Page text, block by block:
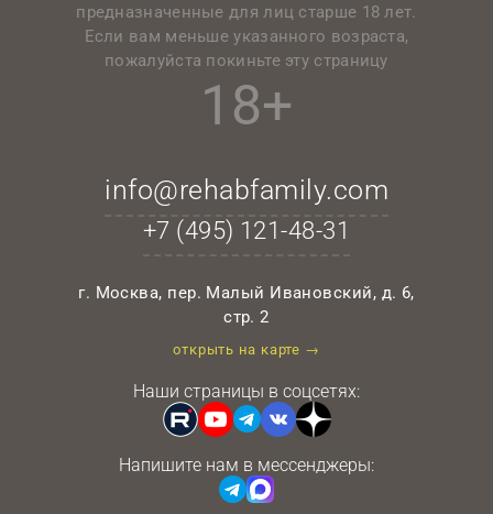
предназначенные для лиц старше 18 лет.
Если вам меньше указанного возраста,
пожалуйста покиньте эту страницу
18+
info@rehabfamily.com
+7 (495) 121-48-31
г. Москва, пер. Малый Ивановский, д. 6,
стр. 2
открыть на карте →
Наши страницы в соцсетях:
Напишите нам в мессенджеры: